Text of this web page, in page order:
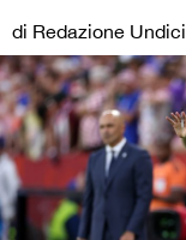
di Redazione Undici